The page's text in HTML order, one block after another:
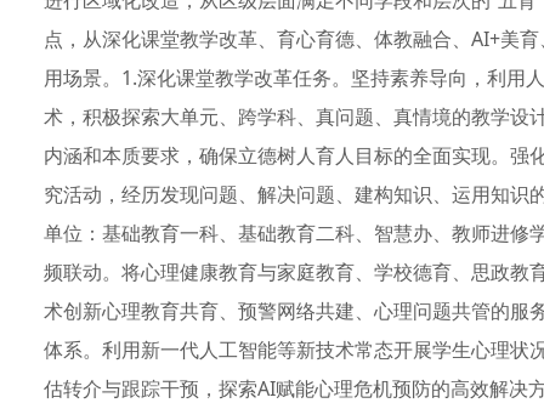
点，从深化课堂教学改革、育心育德、体教融合、AI+美
用场景。1.深化课堂教学改革任务。坚持素养导向，利用
术，积极探索大单元、跨学科、真问题、真情境的教学设
内涵和本质要求，确保立德树人育人目标的全面实现。强
究活动，经历发现问题、解决问题、建构知识、运用知
单位：基础教育一科、基础教育二科、智慧办、教师进
频联动。将心理健康教育与家庭教育、学校德育、思政
术创新心理教育共育、预警网络共建、心理问题共管的
体系。利用新一代人工智能等新技术常态开展学生心理
估转介与跟踪干预，探索AI赋能心理危机预防的高效解